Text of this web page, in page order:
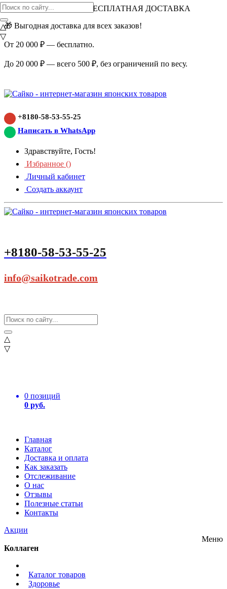
ВНИМАНИЕ АКЦИЯ!
БЕСПЛАТНАЯ ДОСТАВКА
🎁 Выгодная доставка для всех заказов!
От 20 000 ₽ — бесплатно.
До 20 000 ₽ — всего 500 ₽, без ограничений по весу.
+8180-58-53-55-25
Написать в WhatsApp
Здравствуйте, Гость!
Избранное ()
Личный кабинет
Создать аккаунт
+8180-58-53-55-25
info@saikotrade.com
△
▽
0 позиций
0 руб.
Главная
Каталог
Доставка и оплата
Как заказать
Отслеживание
О нас
Отзывы
Полезные статьи
Контакты
Акции
△
▽
Меню
Коллаген
Каталог товаров
Здоровье